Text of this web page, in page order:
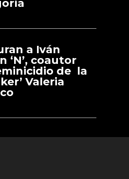
a Iván
‘N’, coautor
de la
Valeria